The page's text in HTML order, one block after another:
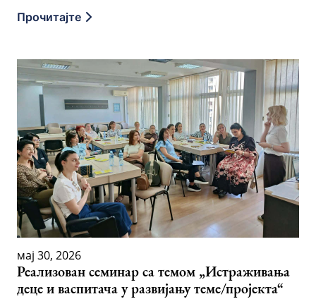
Прочитајте
мај 30, 2026
Реализован семинар са темом „Истраживања
деце и васпитача у развијању теме/пројекта“